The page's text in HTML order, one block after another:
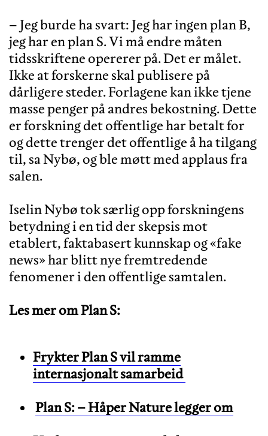
– Jeg burde ha svart: Jeg har ingen plan B,
jeg har en plan S. Vi må endre måten
tidsskriftene opererer på. Det er målet.
Ikke at forskerne skal publisere på
dårligere steder. Forlagene kan ikke tjene
masse penger på andres bekostning. Dette
er forskning det offentlige har betalt for
og dette trenger det offentlige å ha tilgang
til, sa Nybø, og ble møtt med applaus fra
salen.
Iselin Nybø tok særlig opp forskningens
betydning i en tid der skepsis mot
etablert, faktabasert kunnskap og «fake
news» har blitt nye fremtredende
fenomener i den offentlige samtalen.
Les mer om Plan S:
Frykter Plan S vil ramme
internasjonalt samarbeid
Plan S: – Håper Nature legger om